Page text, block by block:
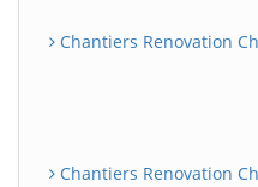
Chantiers Renovation
Chantiers Renovation